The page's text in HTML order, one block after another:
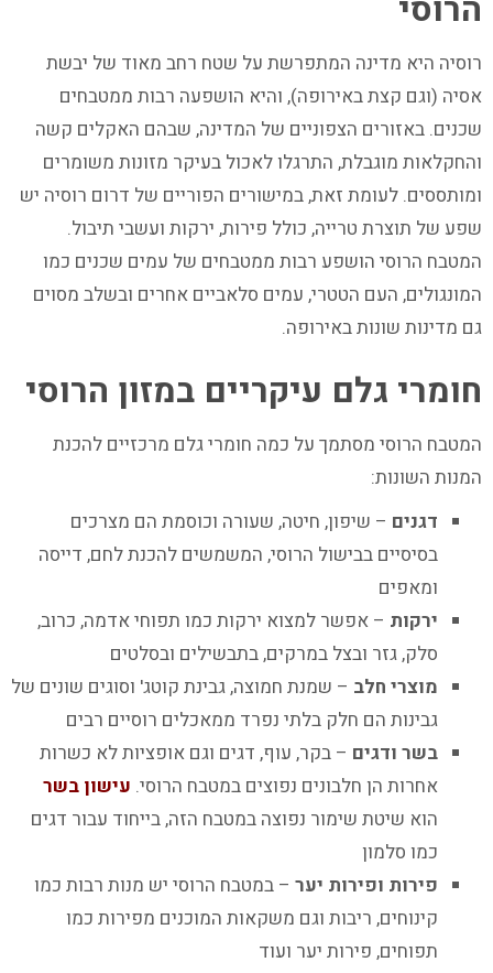
הרוסי
רוסיה היא מדינה המתפרשת על שטח רחב מאוד של יבשת
אסיה (וגם קצת באירופה), והיא הושפעה רבות ממטבחים
שכנים. באזורים הצפוניים של המדינה, שבהם האקלים קשה
והחקלאות מוגבלת, התרגלו לאכול בעיקר מזונות משומרים
ומותססים. לעומת זאת, במישורים הפוריים של דרום רוסיה יש
שפע של תוצרת טרייה, כולל פירות, ירקות ועשבי תיבול.
המטבח הרוסי הושפע רבות ממטבחים של עמים שכנים כמו
המונגולים, העם הטטרי, עמים סלאביים אחרים ובשלב מסוים
גם מדינות שונות באירופה.
חומרי גלם עיקריים במזון הרוסי
המטבח הרוסי מסתמך על כמה חומרי גלם מרכזיים להכנת
המנות השונות:
דגנים – שיפון, חיטה, שעורה וכוסמת הם מצרכים
בסיסיים בבישול הרוסי, המשמשים להכנת לחם, דייסה
ומאפים
ירקות – אפשר למצוא ירקות כמו תפוחי אדמה, כרוב,
סלק, גזר ובצל במרקים, בתבשילים ובסלטים
מוצרי חלב – שמנת חמוצה, גבינת קוטג' וסוגים שונים של
גבינות הם חלק בלתי נפרד ממאכלים רוסיים רבים
בשר ודגים – בקר, עוף, דגים וגם אופציות לא כשרות
אחרות הן חלבונים נפוצים במטבח הרוסי. עישון בשר
הוא שיטת שימור נפוצה במטבח הזה, בייחוד עבור דגים
כמו סלמון
פירות ופירות יער – במטבח הרוסי יש מנות רבות כמו
קינוחים, ריבות וגם משקאות המוכנים מפירות כמו
תפוחים, פירות יער ועוד